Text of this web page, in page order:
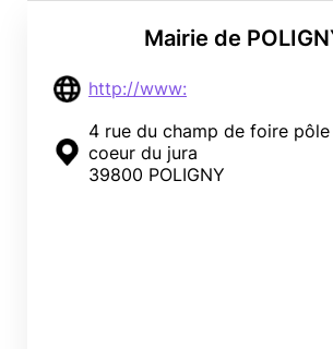
Mairie de
http://www:
4 rue du champ de foire
coeur du jura
39800 POLIGNY